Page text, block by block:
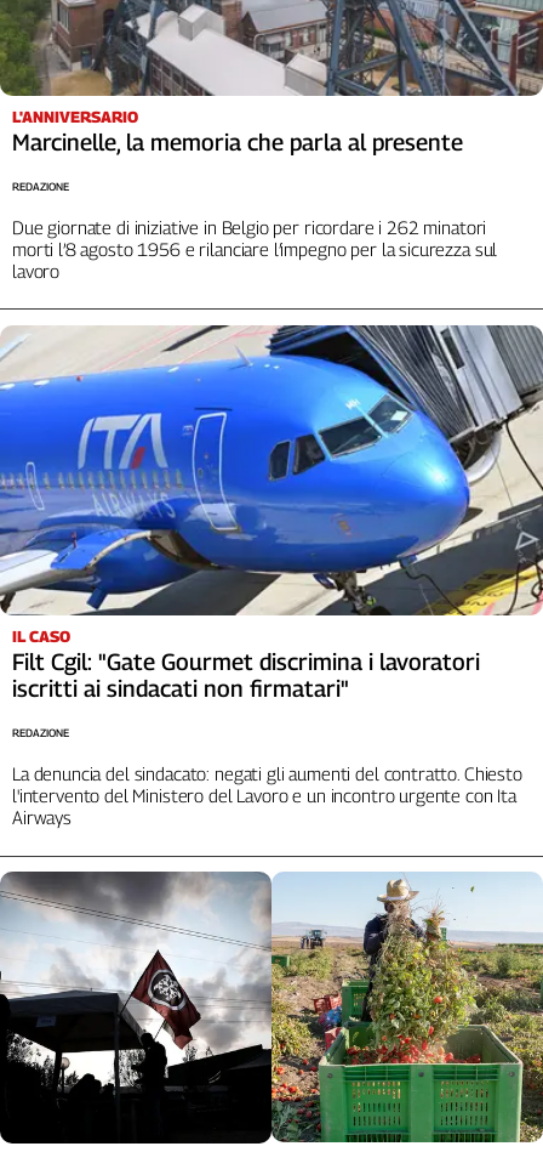
Liguria
Lombardia
Marche
Piemonte
Puglia
Sicilia
Toscana
Trentino
Valle
D'Aosta
Veneto
Archivio
Storico
1955-
2014
Cerca
Contatti
Newsletter
Social
L'ANNIVERSARIO
Marcinelle, la memoria che parla al presente
Due giornate di iniziative in Belgio per ricordare i 262 minatori
morti l’8 agosto 1956 e rilanciare l’impegno per la sicurezza sul
lavoro
REDAZIONE
IL CASO
Filt Cgil: "Gate Gourmet discrimina i lavoratori
iscritti ai sindacati non firmatari"
La denuncia del sindacato: negati gli aumenti del contratto. Chiesto
l'intervento del Ministero del Lavoro e un incontro urgente con Ita
Airways
REDAZIONE